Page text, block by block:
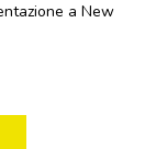
a New